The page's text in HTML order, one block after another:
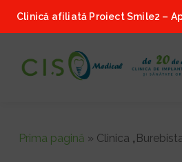
afiliată Proiect Smile2 –
content
Prima pagină » Clinica